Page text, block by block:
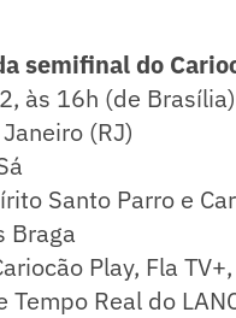
semifinal do
às 16h (de Brasília)
(RJ)
Santo Parro e
Braga
Play, Fla
Real do